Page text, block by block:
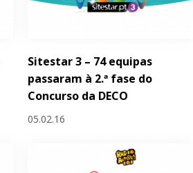
Sitestar 3 – 74 equipas
passaram à 2.ª fase do
Concurso da DECO
05.02.16